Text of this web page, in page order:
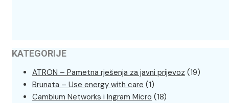
KATEGORIJE
ATRON – Pametna rješenja za javni prijevoz (19)
Brunata – Use energy with care (1)
Cambium Networks i Ingram Micro (18)